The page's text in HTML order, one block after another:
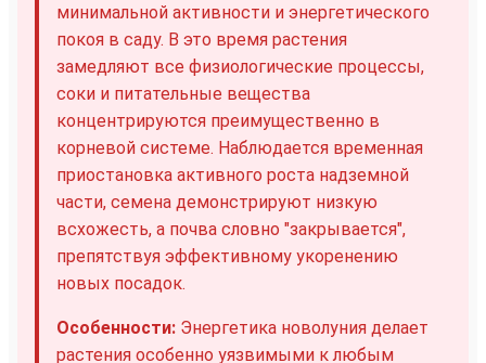
минимальной активности и энергетического
покоя в саду. В это время растения
замедляют все физиологические процессы,
соки и питательные вещества
концентрируются преимущественно в
корневой системе. Наблюдается временная
приостановка активного роста надземной
части, семена демонстрируют низкую
всхожесть, а почва словно "закрывается",
препятствуя эффективному укоренению
новых посадок.
Особенности: Энергетика новолуния делает
растения особенно уязвимыми к любым